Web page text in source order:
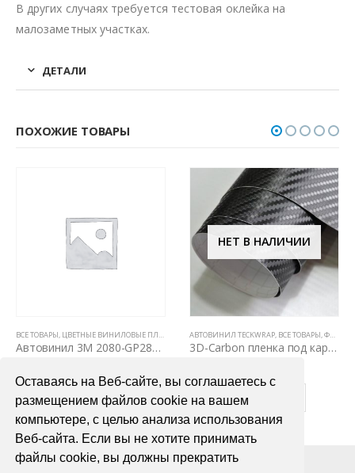
Оставаясь на Веб-сайте, вы соглашаетесь с
размещением файлов cookie на вашем
компьютере, с целью анализа использования
Веб-сайта. Если вы не хотите принимать
файлы cookie, вы должны прекратить
В других случаях требуется тестовая оклейка на
малозаметных участках.
ДЕТАЛИ
ПОХОЖИЕ ТОВАРЫ
ВСЕ ТОВАРЫ, ЦВЕТНЫЕ ВИНИЛОВЫЕ ПЛЕНКИ
Автовинил 3M 2080-GP280 Gloss Flip Ghost Pearl
В КОРЗИНУ
НЕТ В НАЛИЧИИ
АВТОВИНИЛ TECKWRAP, ВСЕ ТОВАРЫ,ФАКТУРНЫЕ ПЛЕНКИ (КАРБОН, КАМУФЛЯЖ, ЦАРАПАННЫЙ МЕТАЛЛ)
3D-Carbon пленка под карбон
ПОДРОБНЕЕ